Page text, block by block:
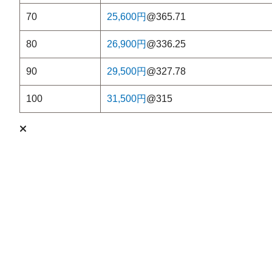
70 25,600円 @365.71
80 26,900円 @336.25
90 29,500円 @327.78
100 31,500円 @315